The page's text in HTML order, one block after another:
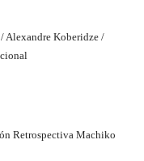
/ Alexandre Koberidze /
Retrospectiva Machiko